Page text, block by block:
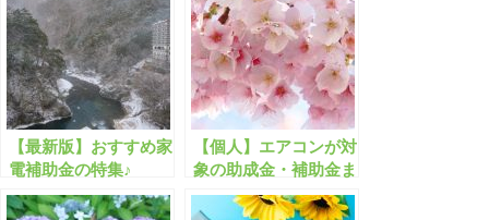
【最新版】おすすめ家
電補助金の特集♪
【個人】エアコンが対
象の助成金・補助金ま
とめ ２